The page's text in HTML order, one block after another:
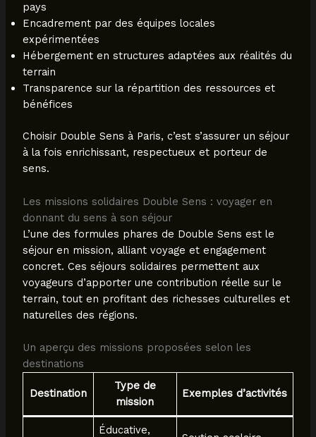
pays
Encadrement par des équipes locales
expérimentées
Hébergement en structures adaptées aux réalités du
terrain
Transparence sur la répartition des ressources et
bénéfices
Choisir Double Sens à Paris, c’est s’assurer un séjour
à la fois enrichissant, respectueux et porteur de
sens.
Les missions solidaires Double Sens : voyager en
donnant du sens à son séjour
L’une des formules phares de Double Sens est le
séjour en mission, alliant voyage et engagement
concret. Ces séjours solidaires permettent aux
voyageurs d’apporter une contribution réelle sur le
terrain, tout en profitant des richesses culturelles et
naturelles des régions.
Un aperçu des missions proposées selon les
destinations
Destination
Type de
mission
Exemples d’activités
Éducative,